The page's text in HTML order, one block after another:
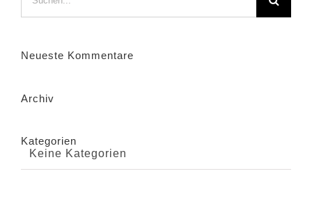
nach:
Neueste Kommentare
Archiv
Kategorien
Keine Kategorien